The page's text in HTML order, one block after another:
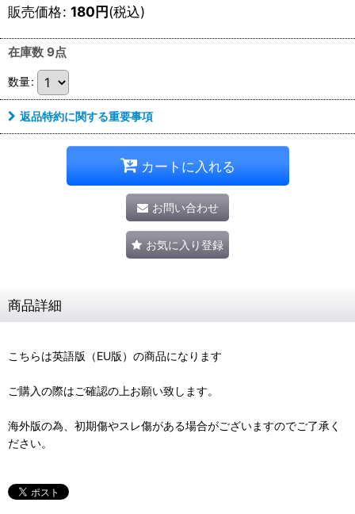
販売価格: 180円(税込)
在庫数 9点
数量:
返品特約に関する重要事項
カートに入れる
お問い合わせ
お気に入り登録
商品詳細
こちらは英語版（EU版）の商品になります
ご購入の際はご確認の上お願い致します。
海外版の為、初期傷やスレ傷がある場合がございますのでご了承く
ださい。